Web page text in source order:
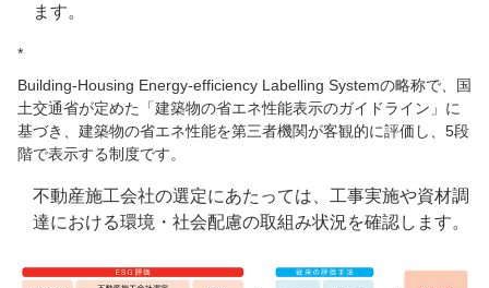
ます。
*
Building-Housing Energy-efficiency Labelling Systemの略称で、国
土交通省が定めた「建築物の省エネ性能表示のガイドライン」に
基づき、建築物の省エネ性能を第三者機関が客観的に評価し、5段
階で表示する制度です。
不動産施工会社の選定にあたっては、工事実施や資材調
達における環境・社会配慮の取組み状況を確認します。